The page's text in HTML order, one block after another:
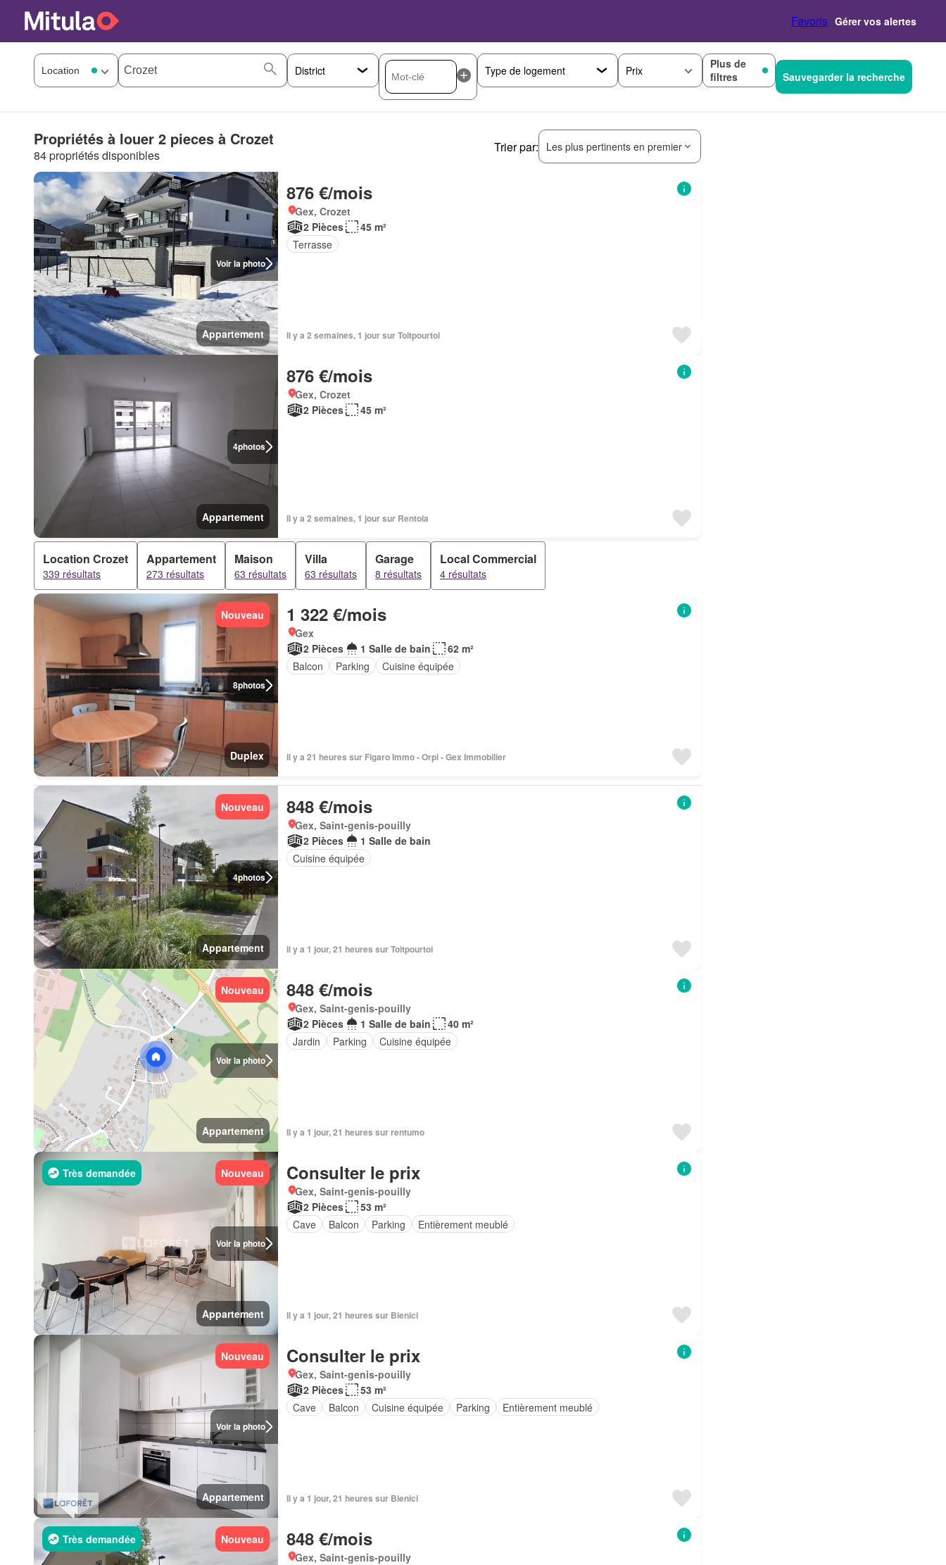
Favoris Gérer vos alertes
Prix
Plus de
filtres
Sauvegarder la recherche
Propriétés à louer 2 pieces à Crozet
84 propriétés disponibles
Trier par: Les plus pertinents en premier
Voir la photo
Appartement
876 €/mois
Gex, Crozet
2 Pièces
45 m²
Terrasse
Il y a 2 semaines, 1 jour sur Toitpourtoi
4photos
Appartement
876 €/mois
Gex, Crozet
2 Pièces
45 m²
Il y a 2 semaines, 1 jour sur Rentola
Location Crozet
339 résultats
Appartement
273 résultats
Maison
63 résultats
Villa
63 résultats
Garage
8 résultats
Local Commercial
4 résultats
8photos
Nouveau
Duplex
1 322 €/mois
Gex
2 Pièces
1 Salle de bain
62 m²
Balcon
Parking Cuisine équipée
Il y a 21 heures sur Figaro Immo - Orpi - Gex Immobilier
4photos
Nouveau
Appartement
848 €/mois
Gex, Saint-genis-pouilly
2 Pièces
1 Salle de bain
Cuisine équipée
Il y a 1 jour, 21 heures sur Toitpourtoi
Voir la photo
Nouveau
Appartement
848 €/mois
Gex, Saint-genis-pouilly
2 Pièces
1 Salle de bain
40 m²
Jardin
Parking Cuisine équipée
Il y a 1 jour, 21 heures sur rentumo
Voir la photo
Très demandée Nouveau
Appartement
Consulter le prix
Gex, Saint-genis-pouilly
2 Pièces
53 m²
Cave
Balcon Parking Entièrement meublé
Il y a 1 jour, 21 heures sur Bienici
Voir la photo
Nouveau
Appartement
Consulter le prix
Gex, Saint-genis-pouilly
2 Pièces
53 m²
Cave
Balcon Cuisine équipée Parking Entièrement meublé
Il y a 1 jour, 21 heures sur Bienici
Très demandée Nouveau 848 €/mois
Gex, Saint-genis-pouilly